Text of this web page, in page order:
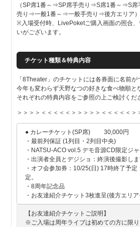
（SP席1番～⇒SP席手売り⇒S席1番～⇒S
売り⇒一般1番～⇒一般手売り⇒後方エリア）
※入場受付時、LivePoketご購入画面の照合
いがございます。
チケット種類＆特典内容
「8Theater」のチケットには各券面に名前が
今年も変わらず天野なつの好きな食べ物順と
それぞれの特典内容をご参照の上ご検討くだ
＞＞＞＞＜＜＜＜＜＞＞＞＞＞＜＜＜＜＜＞
● カレーチケット(SP席) 30,000
・最前列保証 (1列目・2列目中央)
・NATSU-ACO vol.5 デモ音源CD限定ジ
・出演者全員とデジショ：終演後撮影しま
・オフ会参加券：10/25(日) 17時終了予
定。
・8周年記念品
・お友達紹介チケット3枚進呈(後方エリ
【お友達紹介チケットご説明】
※ご入場は周年ライブは初めての方に限り